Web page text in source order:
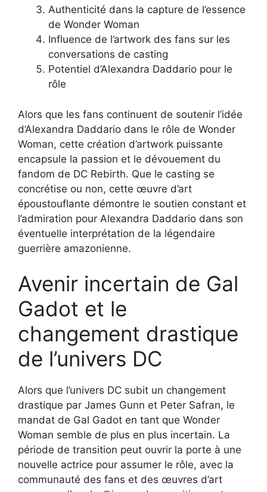
Authenticité dans la capture de l’essence
de Wonder Woman
Influence de l’artwork des fans sur les
conversations de casting
Potentiel d’Alexandra Daddario pour le
rôle
Alors que les fans continuent de soutenir l’idée
d’Alexandra Daddario dans le rôle de Wonder
Woman, cette création d’artwork puissante
encapsule la passion et le dévouement du
fandom de DC Rebirth. Que le casting se
concrétise ou non, cette œuvre d’art
époustouflante démontre le soutien constant et
l’admiration pour Alexandra Daddario dans son
éventuelle interprétation de la légendaire
guerrière amazonienne.
Avenir incertain de Gal
Gadot et le
changement drastique
de l’univers DC
Alors que l’univers DC subit un changement
drastique par James Gunn et Peter Safran, le
mandat de Gal Gadot en tant que Wonder
Woman semble de plus en plus incertain. La
période de transition peut ouvrir la porte à une
nouvelle actrice pour assumer le rôle, avec la
communauté des fans et des œuvres d’art